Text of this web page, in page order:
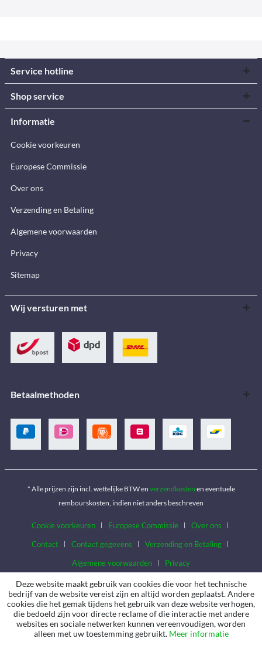
Service hotline
Shop service
Informatie
Cookie voorkeuren
Europese Commissie
Over ons
Verzending en Betaling
Algemene voorwaarden
Privacy
Sitemap
Wij versturen met
Betaalmethoden
* Alle prijzen zijn incl. wettelijke BTW en verzendkosten en eventuele
rembourskosten, indien niet anders beschreven
Cookie voorkeuren Europese Commissie
Over ons
Contact
Contact gegevens
Verzending en Betaling
Algemene voorwaarden
Privacy
Deze website maakt gebruik van cookies die voor het technische
bedrijf van de website vereist zijn en altijd worden geplaatst. Andere
cookies die het gemak tijdens het gebruik van deze website verhogen,
die bedoeld zijn voor directe reclame of die interactie met andere
websites en sociale netwerken kunnen vereenvoudigen, worden
alleen met uw toestemming gebruikt. Meer informatie